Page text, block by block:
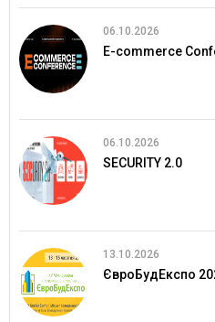
06.10.2026
E-commerce
06.10.2026
SECURITY 2.0
13.10.2026
ЄвроБудЕкспо